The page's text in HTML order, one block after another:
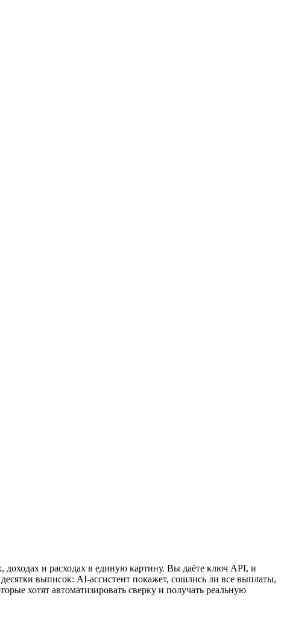
и расходах в единую картину. Вы даёте ключ API, и
выписок: AI-ассистент покажет, сошлись ли все выплаты,
хотят автоматизировать сверку и получать реальную